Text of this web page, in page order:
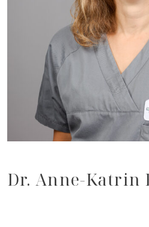
Dr. Anne-Katrin